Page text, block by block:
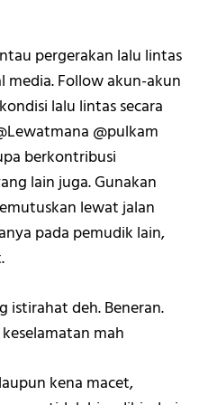
media. Follow akun-akun
lalu lintas secara
@pulkam
berkontribusi
lain juga. Gunakan
lewat jalan
pada pemudik lain,
istirahat deh. Beneran.
mah